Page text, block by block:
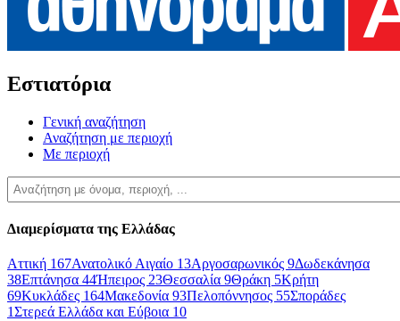
Εστιατόρια
Γενική αναζήτηση
Αναζήτηση με περιοχή
Με περιοχή
Διαμερίσματα της Ελλάδας
Αττική 167Ανατολικό Αιγαίο 13Αργοσαρωνικός 9Δωδεκάνησα
38Επτάνησα 44Ήπειρος 23Θεσσαλία 9Θράκη 5Κρήτη
69Κυκλάδες 164Μακεδονία 93Πελοπόννησος 55Σποράδες
1Στερεά Ελλάδα και Εύβοια 10